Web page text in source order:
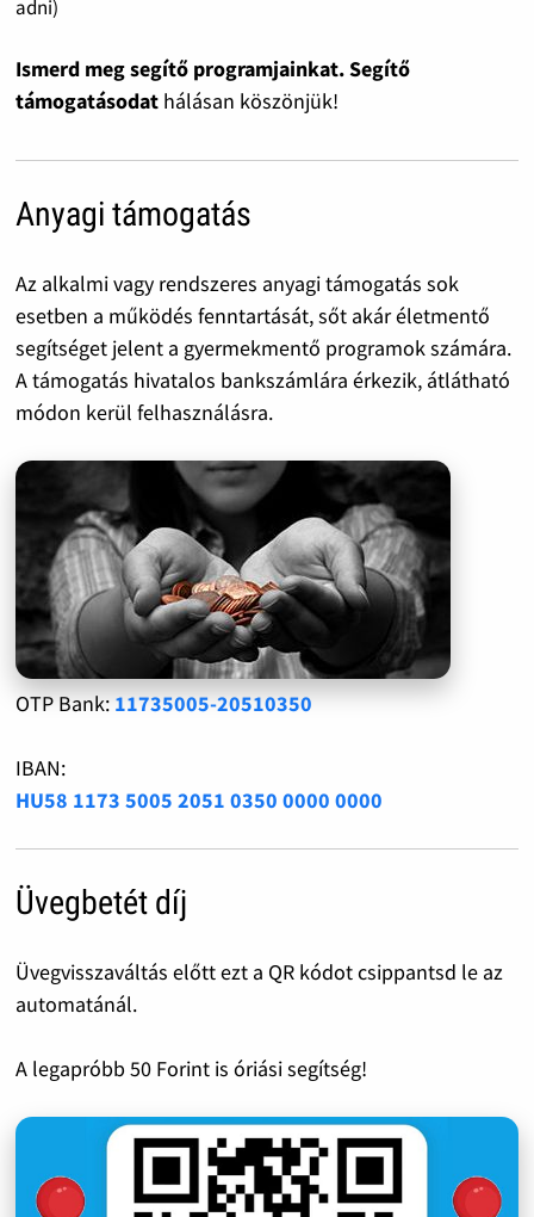
adni)
Ismerd meg segítő programjainkat. Segítő
támogatásodat hálásan köszönjük!
Anyagi támogatás
Az alkalmi vagy rendszeres anyagi támogatás sok
esetben a működés fenntartását, sőt akár életmentő
segítséget jelent a gyermekmentő programok számára.
A támogatás hivatalos bankszámlára érkezik, átlátható
módon kerül felhasználásra.
OTP Bank: 11735005-20510350
IBAN:
HU58 1173 5005 2051 0350 0000 0000
Üvegbetét díj
Üvegvisszaváltás előtt ezt a QR kódot csippantsd le az
automatánál.
A legapróbb 50 Forint is óriási segítség!